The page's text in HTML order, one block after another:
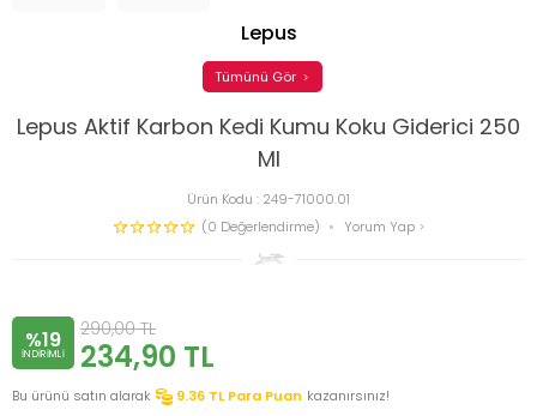
Lepus Aktif Karbon Kedi Kumu Koku Giderici 250
Ml
Ürün Kodu : 249-71000.01
(0 Değerlendirme)
Yorum Yap
Lepus
Tümünü Gör
%19
INDIRIMLI
290,00TL
234,90 TL
Bu ürünü satın alarak 9.36 TL Para Puan kazanırsınız!